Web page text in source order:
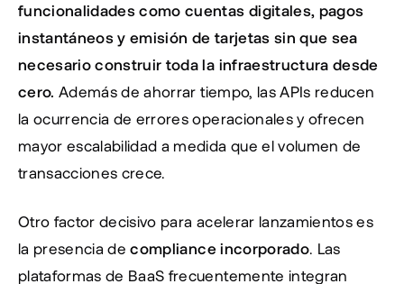
funcionalidades como cuentas digitales, pagos
instantáneos y emisión de tarjetas sin que sea
necesario construir toda la infraestructura desde
cero. Además de ahorrar tiempo, las APIs reducen
la ocurrencia de errores operacionales y ofrecen
mayor escalabilidad a medida que el volumen de
transacciones crece.
Otro factor decisivo para acelerar lanzamientos es
la presencia de compliance incorporado. Las
plataformas de BaaS frecuentemente integran